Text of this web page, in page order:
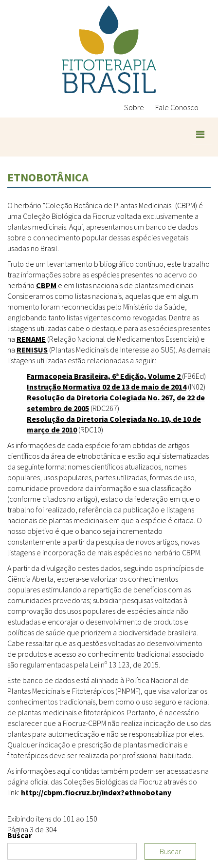
Sobre Fale Conosco
ETNOBOTÂNICA
O herbário "Coleção Botânica de Plantas Medicinais" (CBPM) é
uma Coleção Biológica da Fiocruz voltada exclusivamente a
plantas medicinais. Aqui, apresentamos um banco de dados
sobre o conhecimento popular dessas espécies vegetais
usadas no Brasil.
Fruto de um levantamento bibliográfico contínuo, este trabalho
traz informações sobre as espécies presentes no acervo do
herbário CBPM e em listas nacionais de plantas medicinais.
Consideramos como listas nacionais, aquelas que em algum
momento foram reconhecidas pelo Ministério da Saúde,
englobando tanto listas vigentes como revogadas. Dentre as
listagens utilizadas cabe o destaque para as espécies presentes
na RENAME (Relação Nacional de Medicamentos Essenciais) e
na RENISUS (Plantas Medicinais de Interesse ao SUS). As demais
listagens utilizadas estão relacionadas a seguir:
Farmacopeia Brasileira, 6ª Edição, Volume 2 (FB6Ed)
Instrução Normativa 02 de 13 de maio de 2014(IN02)
Resolução da Diretoria Colegiada No. 267, de 22 de
setembro de 2005 (RDC267)
Resolução da Diretoria Colegiada No. 10, de 10 de
março de 2010(RDC10)
As informações de cada espécie foram obtidas de artigos
científicos da área de etnobotânica e estão aqui sistematizadas
da seguinte forma: nomes científicos atualizados, nomes
populares, usos populares, partes utilizadas, formas de uso,
comunidade provedora da informação e sua classificação
(conforme citados no artigo), estado da federação em que o
trabalho foi realizado, referência da publicação e listagens
nacionais de plantas medicinais em que a espécie é citada. O
nosso objetivo é que o banco seja incrementado
constantemente a partir da pesquisa de novos artigos, novas
listagens e incorporação de mais espécies no herbário CBPM.
A partir da divulgação destes dados, seguindo os princípios de
Ciência Aberta, espera-se valorizar os conhecimentos
populares estimulando a repartição de benefícios com as
comunidades provedoras; subsidiar pesquisas voltadas à
comprovação dos usos populares de espécies ainda não
estudadas e encorajar o desenvolvimento de produtos e
políticas de saúde que priorizem a biodiversidade brasileira.
Cabe ressaltar que as questões voltadas ao desenvolvimento
de produtos e acesso ao conhecimento tradicional associado
são regulamentadas pela Lei nº 13.123, de 2015.
Este banco de dados está alinhado à Política Nacional de
Plantas Medicinais e Fitoterápicos (PNPMF), que visa valorizar os
conhecimentos tradicionais, bem como o uso seguro e racional
de plantas medicinais e fitoterápicos. Portanto, é necessário
esclarecer que a Fiocruz-CBPM não realiza indicação de uso das
plantas para automedicação e não se responsabiliza por eles.
Qualquer indicação e prescrição de plantas medicinais e
fitoterápicos deve ser realizada por profissional habilitado.
As informações aqui contidas também podem ser acessadas na
página oficial das Coleções Biológicas da Fiocruz através do
link: http://cbpm.fiocruz.br/index?ethnobotany.
Exibindo itens do 101 ao 150
Página 3 de 304
Buscar
Buscar